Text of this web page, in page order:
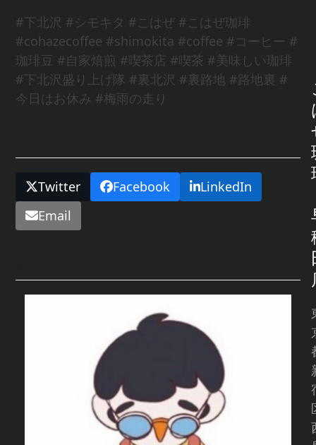
#下北沢 #シモキタ #こはぜ #こはぜ珈琲
#cohazecoffee #shimokita #coffee #コーヒー #
珈琲豆 #自家焙煎 #喫茶店 #喫茶 #美味しい珈琲
#下北沢盛り上げ隊 #裏北沢 #裏路地 #路地裏 #
今日はお休み #梅雨の走り
Twitter Facebook
LinkedIn
Email